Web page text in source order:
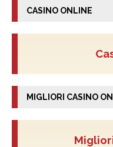
CASINO ONLINE
MIGLIORI CASINO